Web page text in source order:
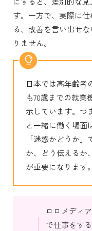
す。一方で、実際に
る、改善を言い出せ
りません。
日本では高年齢者
も70歳までの就業
示しています。つ
と一緒に働く場面
「迷惑かどうか
か、どう伝えるか
が重要になります。
ロロメディ
で仕事をす